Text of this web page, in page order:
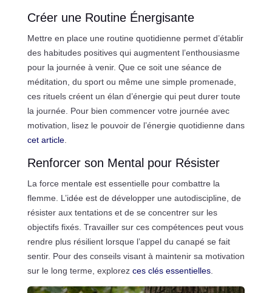
Créer une Routine Énergisante
Mettre en place une routine quotidienne permet d’établir
des habitudes positives qui augmentent l’enthousiasme
pour la journée à venir. Que ce soit une séance de
méditation, du sport ou même une simple promenade,
ces rituels créent un élan d’énergie qui peut durer toute
la journée. Pour bien commencer votre journée avec
motivation, lisez le pouvoir de l’énergie quotidienne dans
cet article.
Renforcer son Mental pour Résister
La force mentale est essentielle pour combattre la
flemme. L’idée est de développer une autodiscipline, de
résister aux tentations et de se concentrer sur les
objectifs fixés. Travailler sur ces compétences peut vous
rendre plus résilient lorsque l’appel du canapé se fait
sentir. Pour des conseils visant à maintenir sa motivation
sur le long terme, explorez ces clés essentielles.